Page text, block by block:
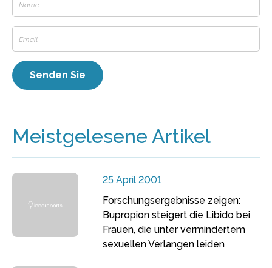
Meistgelesene Artikel
25 April 2001
Forschungsergebnisse zeigen:
Bupropion steigert die Libido bei
Frauen, die unter vermindertem
sexuellen Verlangen leiden